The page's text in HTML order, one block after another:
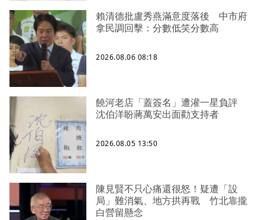
賴清德批盧秀燕滿意度落後 中市府
拿民調回擊：分數低笑分數高
2026.08.06 08:18
饒河老店「蓋簽名」遭灌一星負評
沈伯洋盼蔣萬安出面勸支持者
2026.08.05 13:50
陳見賢不只心痛還很怒！疑遭「設
局」難消氣、地方拱再戰 竹北靠攏
白營留懸念